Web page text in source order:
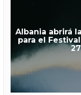
Albania abrirá
para el